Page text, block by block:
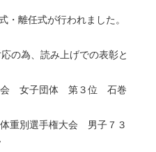
離任式が行われました。
の為、読み上げでの表彰と
会 女子団体 第３位 石巻
重別選手権大会 男子７３